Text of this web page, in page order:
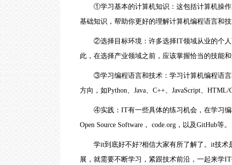
｜
安
青
｜
庆
太
｜
阳
①学习基本的计算机知识：这包括计算机操作
基础知识，帮助你更好的理解计算机编程语言和技
②选择目标环境：许多选择IT领域从业的个人
此，在选择产业领域之前，应该掌握恰当的技能
③学习编程语言和技术：学习计算机编程语言
方向，如Python、Java、C++、JavaScript、
④实践：IT有一些具体的练习机会，在学习编
Open Source Software， code.org，以及GitHub等。
学it到底好不好?相信大家有所了解了。it技术
展，就需要不断学习，紧跟技术前沿，一起来学IT